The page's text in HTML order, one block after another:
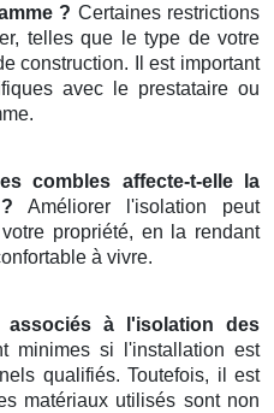
? Certaines restrictions
telles que le type de votre
construction. Il est important
avec le prestataire ou
combles affecte-t-elle la
Améliorer l'isolation peut
propriété, en la rendant
à vivre.
associés à l'isolation des
minimes si l'installation est
qualifiés. Toutefois, il est
matériaux utilisés sont non